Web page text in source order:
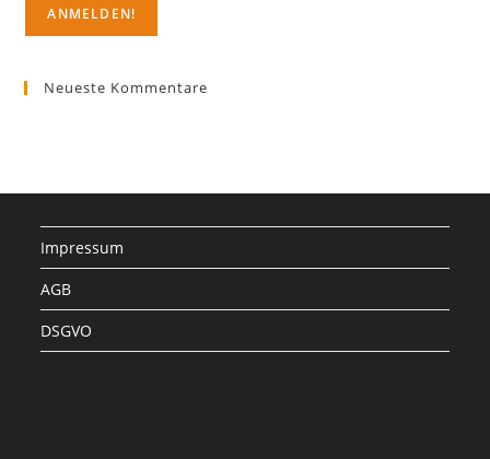
Neueste Kommentare
Impressum
AGB
DSGVO